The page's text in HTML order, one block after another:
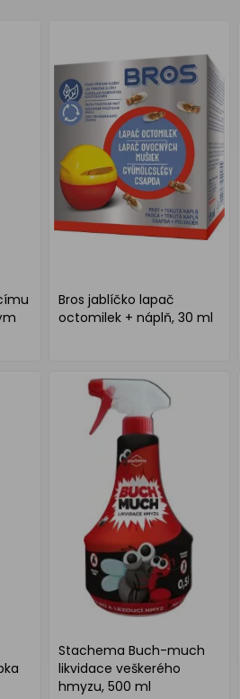
Bros jablíčko lapač
octomilek + náplň, 30 ml
Stachema Buch-much
likvidace veškerého
hmyzu, 500 ml